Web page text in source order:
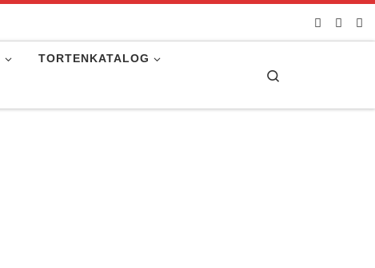
TORTENKATALOG